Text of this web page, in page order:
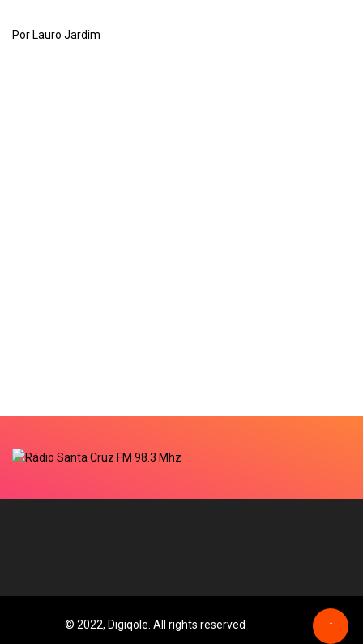
Por Lauro Jardim
© 2022, Digiqole. All rights reserved ↑